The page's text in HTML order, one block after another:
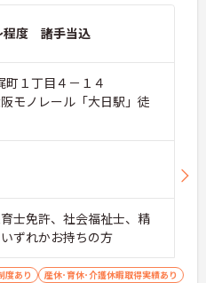
程度 諸手当込
町１丁目４－１４
モノレール「大日駅」徒
士免許、社会福祉士、精
ずれかお持ちの方
度あり
産休･育休･介護休暇取得実績あり